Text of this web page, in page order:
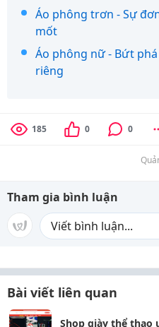
Áo phông trơn - Sự
mốt
Áo phông nữ - Bứt
riêng
185 0 0
Tham gia bình luận
Bài viết liên quan
Shop giày thể thao